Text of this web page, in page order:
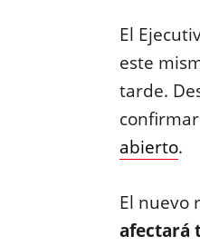
El
este
tarde.
abierto.
El nuevo
afectará